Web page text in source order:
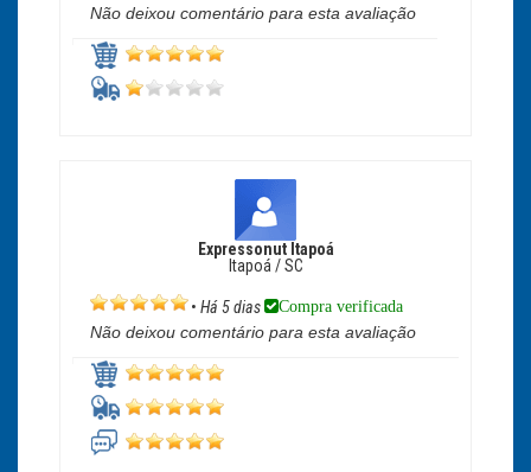
Não deixou comentário para esta avaliação
Expressonut Itapoá
Itapoá / SC
• Há 5 dias Compra verificada
Não deixou comentário para esta avaliação